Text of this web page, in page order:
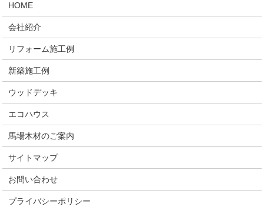
HOME
会社紹介
リフォーム施工例
新築施工例
ウッドデッキ
エコハウス
馬場木材のご案内
サイトマップ
お問い合わせ
プライバシーポリシー